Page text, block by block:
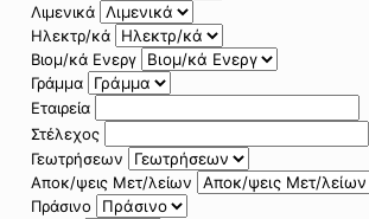
Λιμενικά
Ηλεκτρ/κά
Βιομ/κά Ενεργ
Γράμμα
Εταιρεία
Στέλεχος
Γεωτρήσεων
Αποκ/ψεις Μετ/λείων
Πράσινο